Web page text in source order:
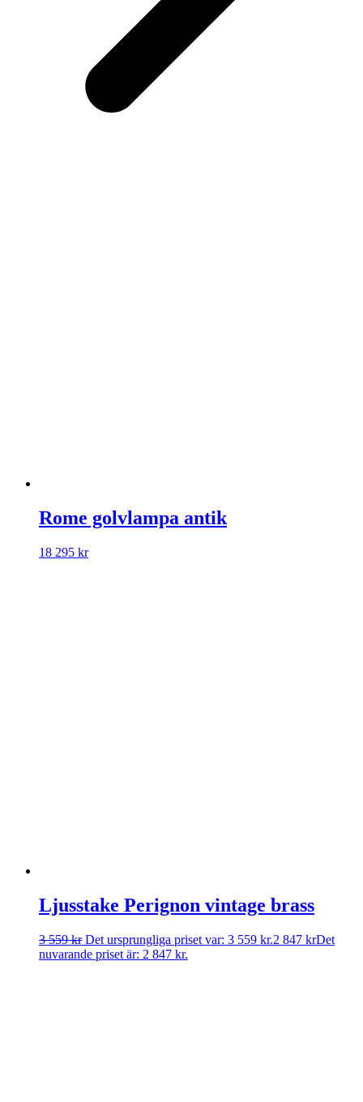
Rome golvlampa antik
18 295 kr
Ljusstake Perignon vintage brass
3 559kr Det ursprungliga priset var: 3 559 kr.2 847 krDet
nuvarande priset är: 2 847 kr.